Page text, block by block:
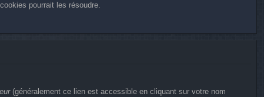
pourrait les résoudre.
(généralement ce lien est accessible en cliquant sur votre nom